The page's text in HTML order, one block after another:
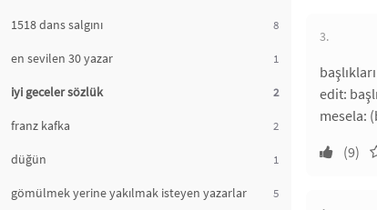
1518 dans salgını 8
en sevilen 30 yazar 1
iyi geceler sözlük 2
franz kafka 2
düğün 1
gömülmek yerine yakılmak isteyen yazarlar 5
3.
edit:
mesela:
(9)